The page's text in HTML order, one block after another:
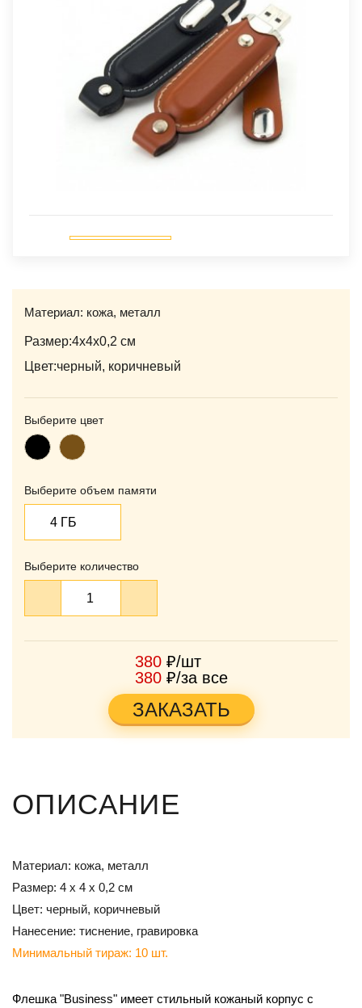
Материал: кожа, металл
Размер:4х4х0,2 см
Цвет:черный, коричневый
Выберите цвет
ЧерныйКоричневый
Выберите объем памяти
Выберите количество
380 ₽/шт
380 ₽/за все
ЗАКАЗАТЬ
ОПИСАНИЕ
Материал: кожа, металл
Размер: 4 х 4 х 0,2 см
Цвет: черный, коричневый
Нанесение: тиснение, гравировка
Минимальный тираж: 10 шт.
Флешка "Business" имеет стильный кожаный корпус с